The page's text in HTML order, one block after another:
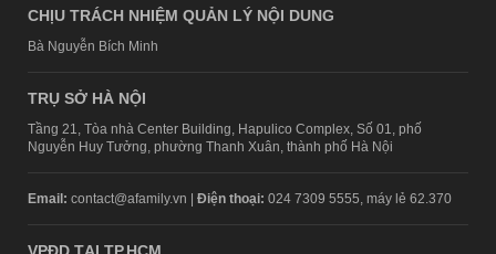
CHỊU TRÁCH NHIỆM QUẢN LÝ NỘI DUNG
Bà Nguyễn Bích Minh
TRỤ SỞ HÀ NỘI
Tầng 21, Tòa nhà Center Building, Hapulico Complex, Số 01, phố
Nguyễn Huy Tưởng, phường Thanh Xuân, thành phố Hà Nội
Email: contact@afamily.vn | Điện thoại: 024 7309 5555, máy lẻ 62.370